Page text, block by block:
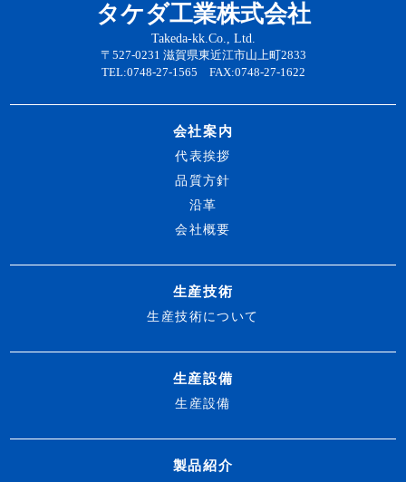
タケダ工業株式会社
Takeda-kk.Co., Ltd.
〒527-0231 滋賀県東近江市山上町2833
TEL:0748-27-1565 FAX:0748-27-1622
会社案内
代表挨拶
品質方針
沿革
会社概要
生産技術
生産技術について
生産設備
生産設備
製品紹介